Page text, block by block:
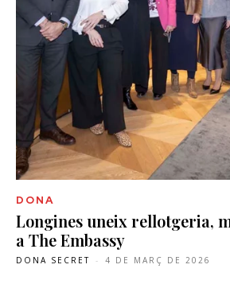
DONA
Longines uneix rellotgeria,
a The Embassy
DONA SECRET - 4 DE MARÇ DE 2026